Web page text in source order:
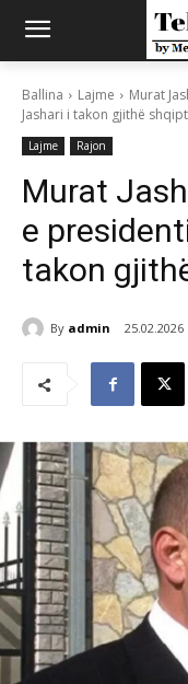
Ballina Lajme
Murat
Jashari i takon gjithë
Lajme Rajon
Murat
e
takon
By admin 25.02.2026